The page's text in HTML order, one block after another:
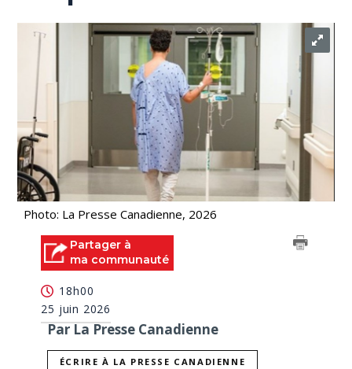
Photo: La Presse Canadienne, 2026
Partager à
ma communauté
18h00
25 juin 2026
Par La Presse Canadienne
ÉCRIRE À LA PRESSE CANADIENNE